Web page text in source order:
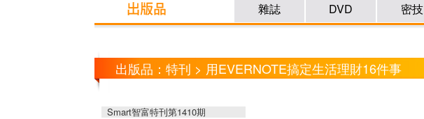
雜誌 DVD 密技
出版品：特刊 > 用EVERNOTE搞定生活理財16件事
Smart智富特刊第1410期